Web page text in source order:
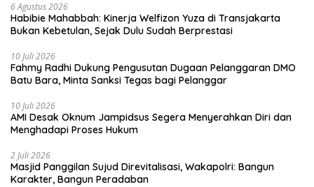
6 Agustus 2026
Habibie Mahabbah: Kinerja Welfizon Yuza di Transjakarta
Bukan Kebetulan, Sejak Dulu Sudah Berprestasi
10 Juli 2026
Fahmy Radhi Dukung Pengusutan Dugaan Pelanggaran DMO
Batu Bara, Minta Sanksi Tegas bagi Pelanggar
10 Juli 2026
AMI Desak Oknum Jampidsus Segera Menyerahkan Diri dan
Menghadapi Proses Hukum
2 Juli 2026
Masjid Panggilan Sujud Direvitalisasi, Wakapolri: Bangun
Karakter, Bangun Peradaban